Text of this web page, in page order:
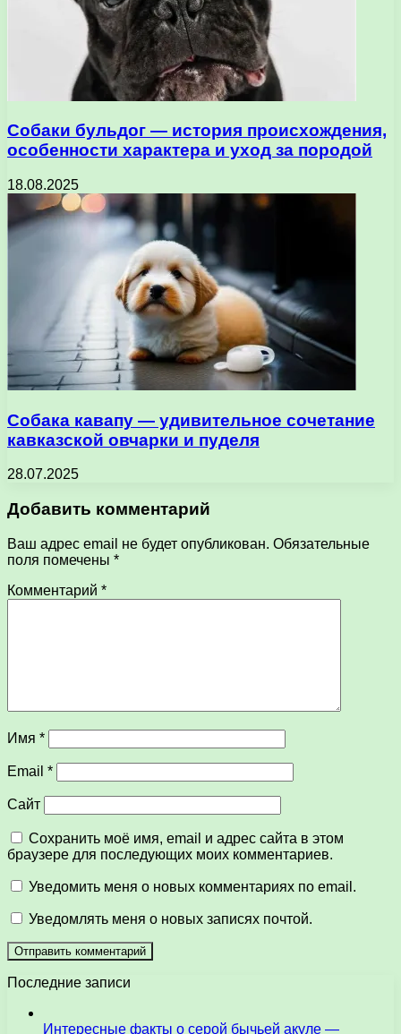
Собаки бульдог — история происхождения,
особенности характера и уход за породой
18.08.2025
Собака кавапу — удивительное сочетание
кавказской овчарки и пуделя
28.07.2025
Добавить комментарий
Ваш адрес email не будет опубликован. Обязательные
поля помечены *
Комментарий *
Имя *
Email *
Сайт
Сохранить моё имя, email и адрес сайта в этом
браузере для последующих моих комментариев.
Уведомить меня о новых комментариях по email.
Уведомлять меня о новых записях почтой.
Последние записи
Интересные факты о серой бычьей акуле —